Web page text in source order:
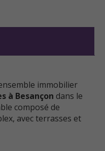
immobilier
à Besançon dans le
composé de
avec terrasses et